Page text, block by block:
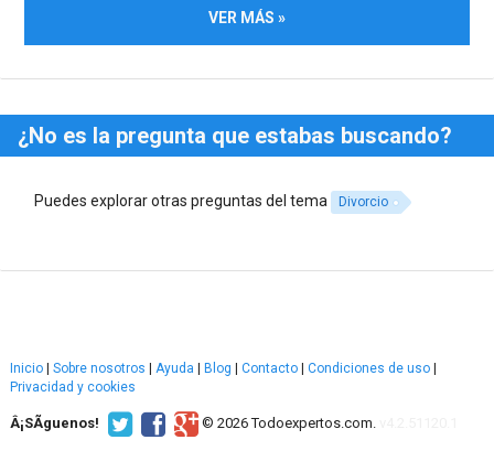
VER MÁS »
¿No es la pregunta que estabas buscando?
Puedes explorar otras preguntas del tema Divorcio
Inicio | Sobre nosotros | Ayuda | Blog | Contacto | Condiciones de uso |
Privacidad y cookies
Â¡SÃ­guenos! © 2026 Todoexpertos.com.